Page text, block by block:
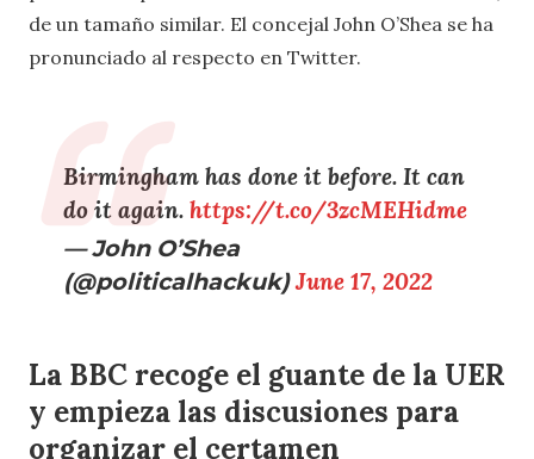
de un tamaño similar. El concejal John O’Shea se ha
pronunciado al respecto en Twitter.
Birmingham has done it before. It can
do it again. https://t.co/3zcMEHidme
— John O’Shea
(@politicalhackuk)June 17, 2022
La BBC recoge el guante de la UER
y empieza las discusiones para
organizar el certamen